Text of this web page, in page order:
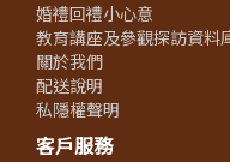
婚禮回禮小心意
教育講座及參觀探訪資料
關於我們
配送說明
私隱權聲明
客戶服務